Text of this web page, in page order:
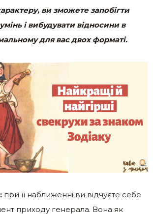
ви зможете запобігти
і вибудувати відносини в
для вас двох форматі.
при її наближенні ви відчуєте себе
приходу генерала. Вона як